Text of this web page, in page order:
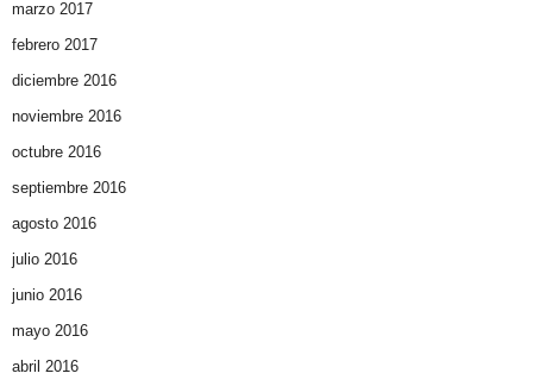
marzo 2017
febrero 2017
diciembre 2016
noviembre 2016
octubre 2016
septiembre 2016
agosto 2016
julio 2016
junio 2016
mayo 2016
abril 2016